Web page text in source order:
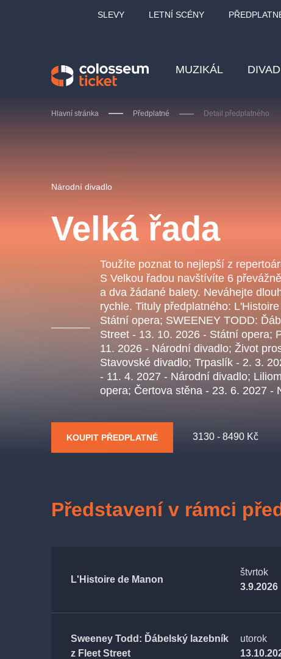
SLEVY LETNÍ SCÉNY
MUZIKÁL
Hlavní stránka Předplatné Detail předplatného
Národní divadlo
Velká řada
Toužíte poznat to nejlepší z
S Velkou řadou navštívíte 6
a dva žádané balety. Neváhejte
rychle. Tituly předplatného:
Státní opera; SWEENEY TODD:
Street - 13. 10. 2026 - Státní opera;
11. 2026 - Národní divadlo; Život
Stavovské divadlo; Trpaslík - 2. 3.
- 11. 4. 2027 - Národní divadlo;
opera; Čertova stěna - 23. 6. 2027 -
KOUPIT PŘEDPLATNÉ 3130 - 8490 Kč
Představení v rámci
L'Histoire de Manon
štvrtok
3.9.2026
Sweeney Todd: Ďábelský lazebník
z Fleet Street
utorok
OBYČEJNÁ HOLKA
Agentura 44, s.r.o.
s.r.o.
Ostatní hledají